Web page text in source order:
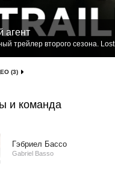
агент
трейлер второго сезона.
(3)
и команда
Гэбриел Бассо
Gabriel Basso